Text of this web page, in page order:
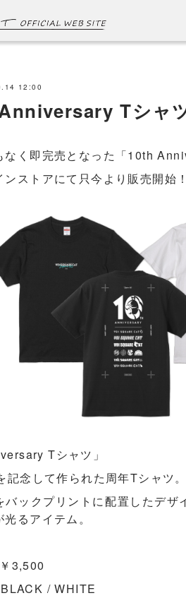
12:00
Tシャ
なく即完売となった「10th
ストアにて只今より販売開始！
Tシャツ」
記念して作られた周年Tシャツ。
バックプリントに配置したデ
るアイテム。
3,500
BLACK / WHITE